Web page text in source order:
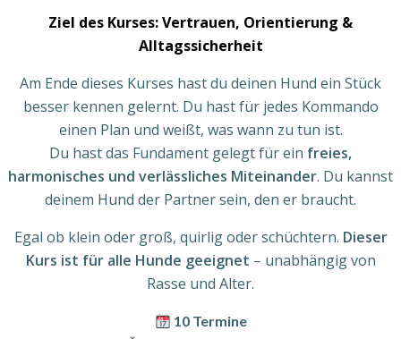
Ziel des Kurses: Vertrauen, Orientierung &
Alltagssicherheit
Am Ende dieses Kurses hast du deinen Hund ein Stück
besser kennen gelernt. Du hast für jedes Kommando
einen Plan und weißt, was wann zu tun ist.
Du hast das Fundament gelegt für ein freies,
harmonisches und verlässliches Miteinander. Du kannst
deinem Hund der Partner sein, den er braucht.
Egal ob klein oder groß, quirlig oder schüchtern. Dieser
Kurs ist für alle Hunde geeignet – unabhängig von
Rasse und Alter.
10 Termine